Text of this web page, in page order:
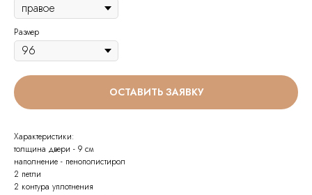
Размер
ОСТАВИТЬ ЗАЯВКУ
Характеристики:
толщина двери - 9 см
наполнение - пенополистирол
2 петли
2 контура уплотнения